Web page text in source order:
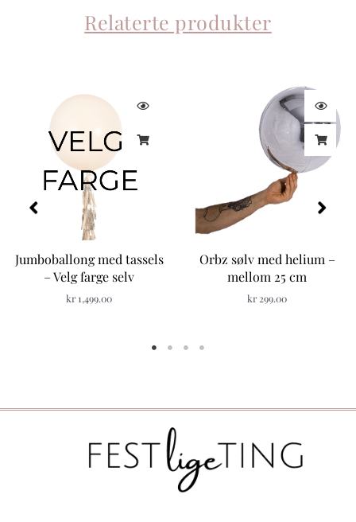
Relaterte produkter
Jumboballong med tassels
– Velg farge selv
kr1,499.00
Orbz sølv med helium –
mellom 25 cm
kr299.00